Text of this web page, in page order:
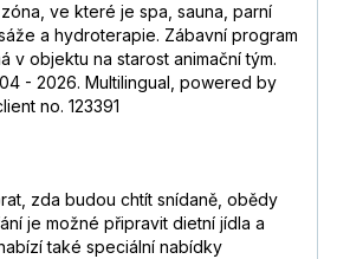
ve které je spa, sauna, parní
a hydroterapie. Zábavní program
v objektu na starost animační tým.
- 2026. Multilingual, powered by
no. 123391
zda budou chtít snídaně, obědy
je možné připravit dietní jídla a
také speciální nabídky